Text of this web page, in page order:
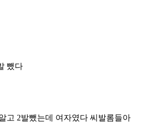
뺐다
고 2발뺐는데 여자였다 씨발롬들아